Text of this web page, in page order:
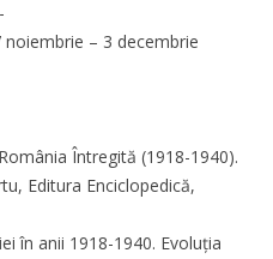
noiembrie – 3 decembrie
Întregită (1918-1940).
Editura Enciclopedică,
în anii 1918-1940. Evoluția